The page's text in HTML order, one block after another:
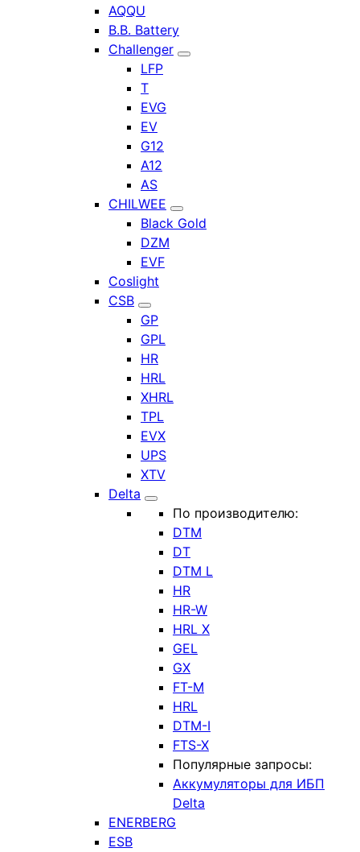
AQQU
B.B. Battery
Challenger
LFP
T
EVG
EV
G12
A12
AS
CHILWEE
Black Gold
DZM
EVF
Coslight
CSB
GP
GPL
HR
HRL
XHRL
TPL
EVX
UPS
XTV
Delta
По производителю:
DTM
DT
DTM L
HR
HR-W
HRL X
GEL
GX
FT-M
HRL
DTM-I
FTS-X
Популярные запросы:
Аккумуляторы для ИБП
Delta
ENERBERG
ESB